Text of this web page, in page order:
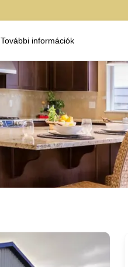
További információk